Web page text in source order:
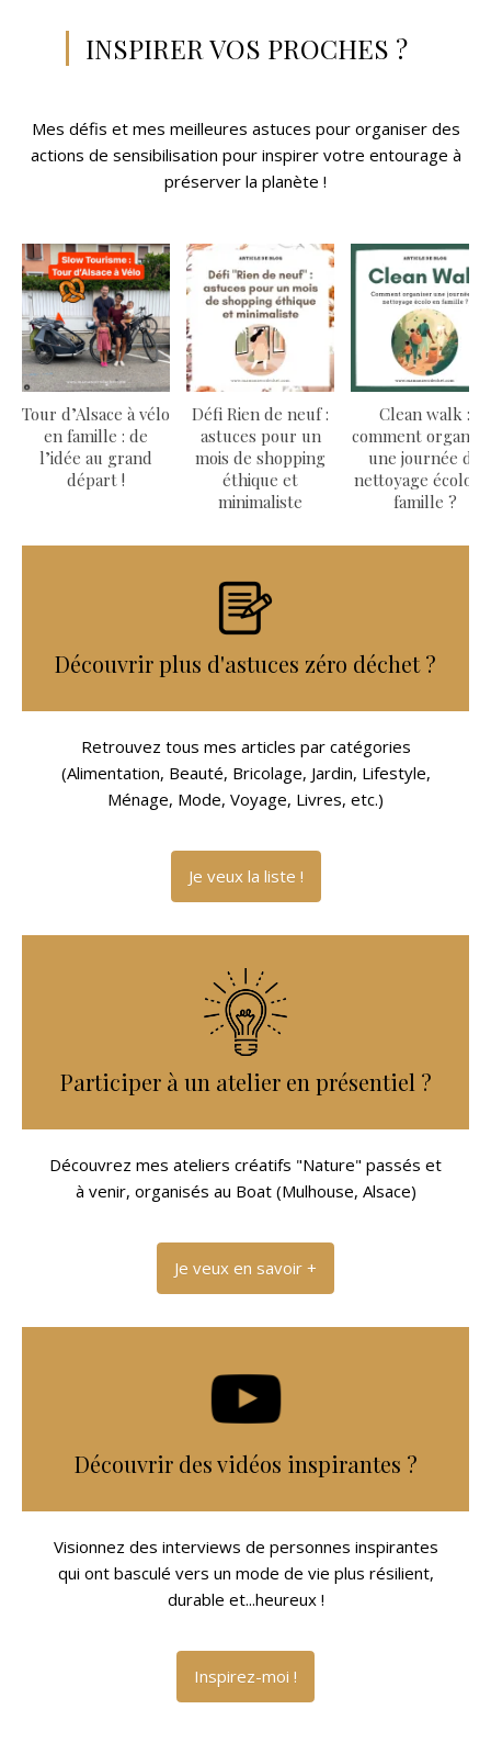
INSPIRER VOS PROCHES ?
Mes défis et mes meilleures astuces pour organiser des
actions de sensibilisation pour inspirer votre entourage à
préserver la planète !
Tour d’Alsace à vélo
en famille : de
l’idée au grand
départ !
Défi Rien de neuf :
astuces pour un
mois de shopping
éthique et
minimaliste
Clean walk :
comment
une journée de
nettoyage écolo
famille ?
Découvrir plus d'astuces zéro déchet ?
Retrouvez tous mes articles par catégories
(Alimentation, Beauté, Bricolage, Jardin, Lifestyle,
Ménage, Mode, Voyage, Livres, etc.)
Je veux la liste !
Participer à un atelier en présentiel ?
Découvrez mes ateliers créatifs "Nature" passés et
à venir, organisés au Boat (Mulhouse, Alsace)
Je veux en savoir +
Découvrir des vidéos inspirantes ?
Visionnez des interviews de personnes inspirantes
qui ont basculé vers un mode de vie plus résilient,
durable et...heureux !
Inspirez-moi !